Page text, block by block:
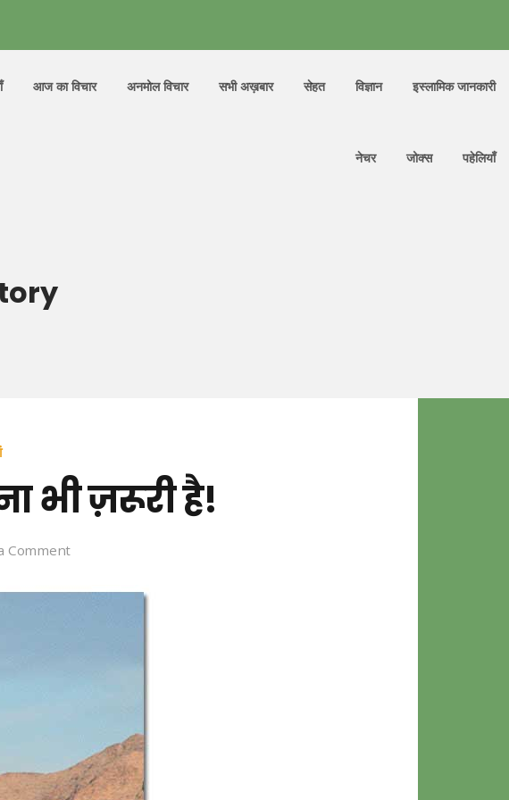
आज का विचार अनमोल विचार सभी अख़बार सेहत विज्ञान इस्लामिक जानकारी
नेचर जोक्स पहेलियाँ
भी ज़रूरी है!
Commenton
Kahani